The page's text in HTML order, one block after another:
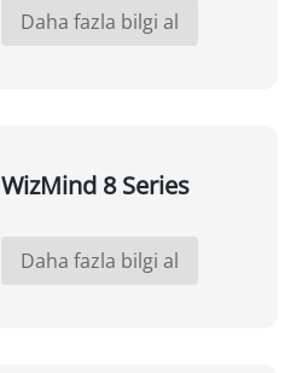
Daha fazla bilgi al
WizMind 8 Series
Daha fazla bilgi al